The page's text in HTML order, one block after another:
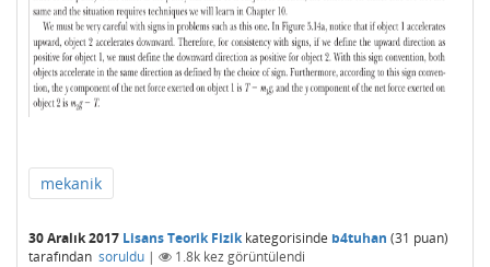
mekanik
30 Aralık 2017 Lisans Teorik Fizikkategorisinde b4tuhan (31 puan)
tarafından soruldu | 1.8k kez görüntülendi